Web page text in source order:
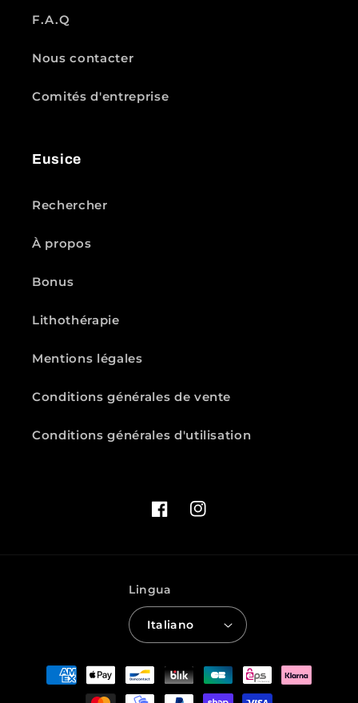
F.A.Q
Nous contacter
Comités d'entreprise
Eusice
Rechercher
À propos
Bonus
Lithothérapie
Mentions légales
Conditions générales de vente
Conditions générales d'utilisation
FacebookInstagram
Lingua
Italiano
Metodi